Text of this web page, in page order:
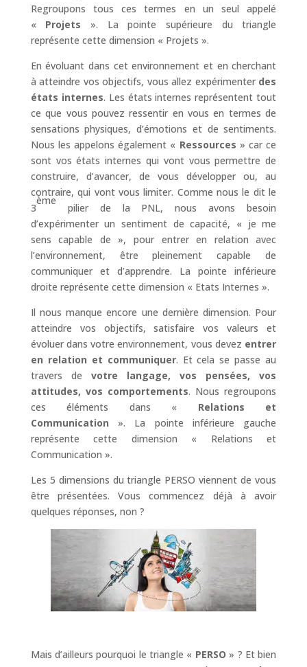
Regroupons tous ces termes en un seul appelé
« Projets ». La pointe supérieure du triangle
représente cette dimension « Projets ».
En évoluant dans cet environnement et en cherchant
à atteindre vos objectifs, vous allez expérimenter des
états internes. Les états internes représentent tout
ce que vous pouvez ressentir en vous en termes de
sensations physiques, d’émotions et de sentiments.
Nous les appelons également « Ressources » car ce
sont vos états internes qui vont vous permettre de
construire, d’avancer, de vous développer ou, au
contraire, qui vont vous limiter. Comme nous le dit le
3
ème
pilier de la PNL, nous avons besoin
d’expérimenter un sentiment de capacité, « je me
sens capable de », pour entrer en relation avec
l’environnement, être pleinement capable de
communiquer et d’apprendre. La pointe inférieure
droite représente cette dimension « Etats Internes ».
Il nous manque encore une dernière dimension. Pour
atteindre vos objectifs, satisfaire vos valeurs et
évoluer dans votre environnement, vous devez entrer
en relation et communiquer. Et cela se passe au
travers de votre langage, vos pensées, vos
attitudes, vos comportements. Nous regroupons
ces éléments dans « Relations et
Communication ». La pointe inférieure gauche
représente cette dimension « Relations et
Communication ».
Les 5 dimensions du triangle PERSO viennent de vous
être présentées. Vous commencez déjà à avoir
quelques réponses, non ?
Mais d’ailleurs pourquoi le triangle « PERSO » ? Et bien